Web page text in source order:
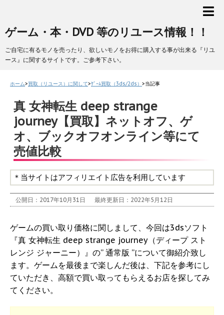
ゲーム・本・DVD 等のリユース情報！！
ご自宅に有るモノを売ったり、欲しいモノをお得に購入する事が出来る『リユ
ース』に関するサイトです。ご参考下さい。
ホーム>買取（リユース）に関して>ｹﾞｰﾑ買取（3ds/2ds） >当記事
真 女神転生 deep strange
journey【買取】ネットオフ、ゲ
オ、ブックオフオンライン等にて
売値比較
＊当サイトはアフィリエイト広告を利用しています
公開日：2017年10月31日 最終更新日：2022年5月12日
ゲームの買い取り価格に関しまして、今回は3dsソフト
『真 女神転生 deep strange journey（ディープ スト
レンジ ジャーニー）』の” 通常版 ”について御紹介致し
ます。ゲームを最後まで楽しんだ後は、下記を参考にし
ていただき、高額で買い取ってもらえるお店を探してみ
てください。